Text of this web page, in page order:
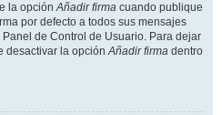
la opciónAñadir firma cuando publique
por defecto a todos sus mensajes
de Control de Usuario. Para dejar
desactivar la opciónAñadir firma dentro